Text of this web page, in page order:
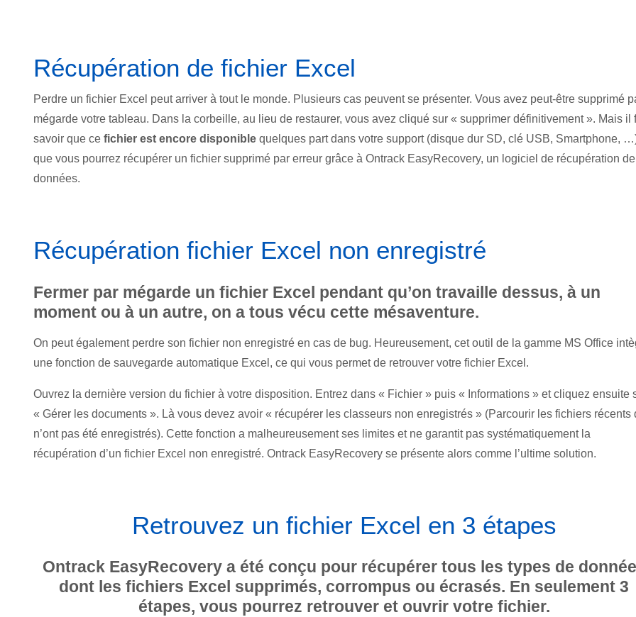
Récupération de fichier Excel
Perdre un fichier Excel peut arriver à tout le monde. Plusieurs cas peuvent se présenter. Vous avez peut-être supprimé
mégarde votre tableau. Dans la corbeille, au lieu de restaurer, vous avez cliqué sur « supprimer définitivement ». Mais il
savoir que ce fichier est encore disponible quelques part dans votre support (disque dur SD, clé USB, Smartphone,
que vous pourrez récupérer un fichier supprimé par erreur grâce à Ontrack EasyRecovery, un logiciel de récupération de
données.
Récupération fichier Excel non enregistré
Fermer par mégarde un fichier Excel pendant qu’on travaille dessus, à un
moment ou à un autre, on a tous vécu cette mésaventure.
On peut également perdre son fichier non enregistré en cas de bug. Heureusement, cet outil de la gamme MS Office
une fonction de sauvegarde automatique Excel, ce qui vous permet de retrouver votre fichier Excel.
Ouvrez la dernière version du fichier à votre disposition. Entrez dans « Fichier » puis « Informations » et cliquez ensuite
« Gérer les documents ». Là vous devez avoir « récupérer les classeurs non enregistrés » (Parcourir les fichiers récents
n’ont pas été enregistrés). Cette fonction a malheureusement ses limites et ne garantit pas systématiquement la
récupération d’un fichier Excel non enregistré. Ontrack EasyRecovery se présente alors comme l’ultime solution.
Retrouvez un fichier Excel en 3 étapes
Ontrack EasyRecovery a été conçu pour récupérer tous les types de
dont les fichiers Excel supprimés, corrompus ou écrasés. En seulement 3
étapes, vous pourrez retrouver et ouvrir votre fichier.